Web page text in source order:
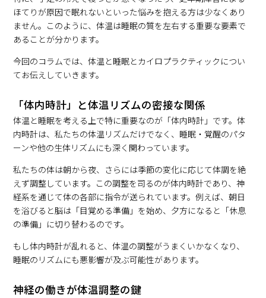
ほてりが原因で眠れないといった悩みを抱える方は少なくあり
ません。このように、体温は睡眠の質を左右する重要な要素で
あることが分かります。
今回のコラムでは、体温と睡眠とカイロプラクティックについ
てお伝えしていきます。
「体内時計」と体温リズムの密接な関係
体温と睡眠を考える上で特に重要なのが「体内時計」です。体
内時計は、私たちの体温リズムだけでなく、睡眠・覚醒のパタ
ーンや他の生体リズムにも深く関わっています。
私たちの体は朝から夜、さらには季節の変化に応じて体調を絶
えず調整しています。この調整を司るのが体内時計であり、神
経系を通じて体の各部に指令が送られています。例えば、朝日
を浴びると脳は「目覚める準備」を始め、夕方になると「休息
の準備」に切り替わるのです。
もし体内時計が乱れると、体温の調整がうまくいかなくなり、
睡眠のリズムにも悪影響が及ぶ可能性があります。
神経の働きが体温調整の鍵